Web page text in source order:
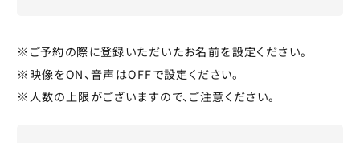
※ご予約の際に登録いただいたお名前を設定ください。
※映像をON、音声はOFFで設定ください。
※人数の上限がございますので、ご注意ください。